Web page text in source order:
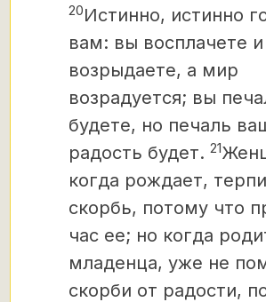
20Истинно, истинно
вам: вы восплачете и
возрыдаете, а мир
возрадуется; вы
будете, но печаль
радость будет. 21
когда рождает,
скорбь, потому что
час ее; но когда
младенца, уже не
скорби от радости,